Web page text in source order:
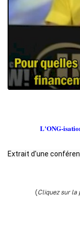
L'ONG-
Extrait d'une
(Cliquez sur la